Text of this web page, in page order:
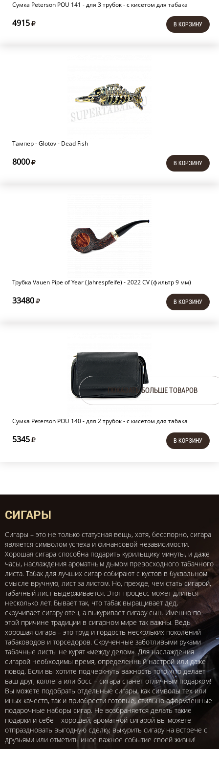
Сумка Peterson POU 141 - для 3 трубок - с кисетом для табака
4915 В КОРЗИНУ
Тампер - Glotov - Dead Fish
8000 В КОРЗИНУ
Трубка Vauen Pipe of Year (Jahrespfeife) - 2022 CV (фильтр 9 мм)
33480 В КОРЗИНУ
Сумка Peterson POU 140 - для 2 трубок - с кисетом для табака
5345 В КОРЗИНУ
ПОКАЗАТЬ БОЛЬШЕ ТОВАРОВ
СИГАРЫ
Сигары – это не только статусная вещь, хотя, бесспорно, сигара
является символом успеха и финансовой независимости.
Хорошая сигара способна подарить курильщику минуты, и даже
часы, наслаждения ароматным дымом превосходного табачного
листа. Табак для лучших сигар собирают с кустов в буквальном
смысле вручную, лист за листом. Но, прежде, чем стать сигарой,
табачный лист выдерживается. Этот процесс может длиться
несколько лет. Бывает так, что табак выращивает дед,
скручивает сигару отец, а выкуривает сигару сын. Именно по
этой причине традиции в сигарном мире так важны. Ведь
хорошая сигара – это труд и гордость нескольких поколений
табаководов и торседоров. Скрученные заботливыми руками
табачные листы не курят «между делом». Для наслаждения
сигарой необходимы время, определенный настрой или даже
повод. Если вы хотите подчеркнуть важность того, что делает
ваш друг, коллега или босс – сигара станет отличным подарком!
Вы можете подобрать отдельные сигары, как символы тех или
иных качеств, так и приобрести готовые, стильно оформленные
подарочные наборы сигар. Не возбраняется делать такие
подарки и себе – хорошей, ароматной сигарой вы можете
отпраздновать выгодную сделку, выкурить сигару на встрече с
друзьями или отметить иное важное событие своей жизни!